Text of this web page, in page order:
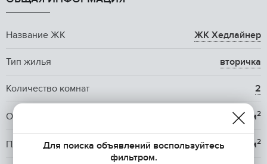
Название ЖК ЖК Хедлайнер
Тип жилья вторичка
Количество комнат 2
Общая площадь 71 м2
Площадь кухни 25 м2
Для поиска объявлений воспользуйтесь
фильтром.